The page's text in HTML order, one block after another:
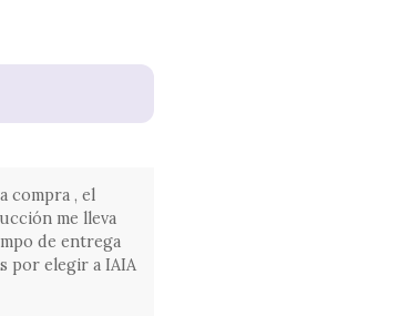
compra , el
me lleva
de entrega
por elegir a IAIA